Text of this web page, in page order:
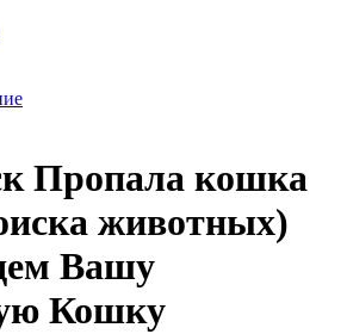
Пропала кошка
животных)
Вашу
Кошку